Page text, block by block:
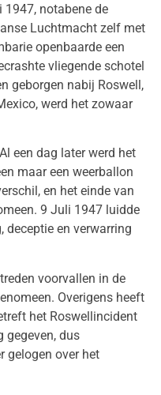
1947, notabene de
Luchtmacht zelf met
openbaarde een
vliegende schotel
geborgen nabij Roswell,
werd het zowaar
een dag later werd het
maar een weerballon
en het einde van
9 Juli 1947 luidde
deceptie en verwarring
voorvallen in de
Overigens heeft
het Roswellincident
gegeven, dus
gelogen over het